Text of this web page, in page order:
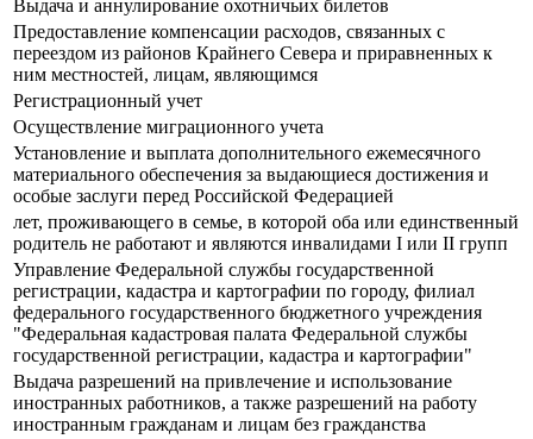
Выдача и аннулирование охотничьих билетов
Предоставление компенсации расходов, связанных с
переездом из районов Крайнего Севера и приравненных к
ним местностей, лицам, являющимся
Регистрационный учет
Осуществление миграционного учета
Установление и выплата дополнительного ежемесячного
материального обеспечения за выдающиеся достижения и
особые заслуги перед Российской Федерацией
лет, проживающего в семье, в которой оба или единственный
родитель не работают и являются инвалидами I или II групп
Управление Федеральной службы государственной
регистрации, кадастра и картографии по городу, филиал
федерального государственного бюджетного учреждения
"Федеральная кадастровая палата Федеральной службы
государственной регистрации, кадастра и картографии"
Выдача разрешений на привлечение и использование
иностранных работников, а также разрешений на работу
иностранным гражданам и лицам без гражданства